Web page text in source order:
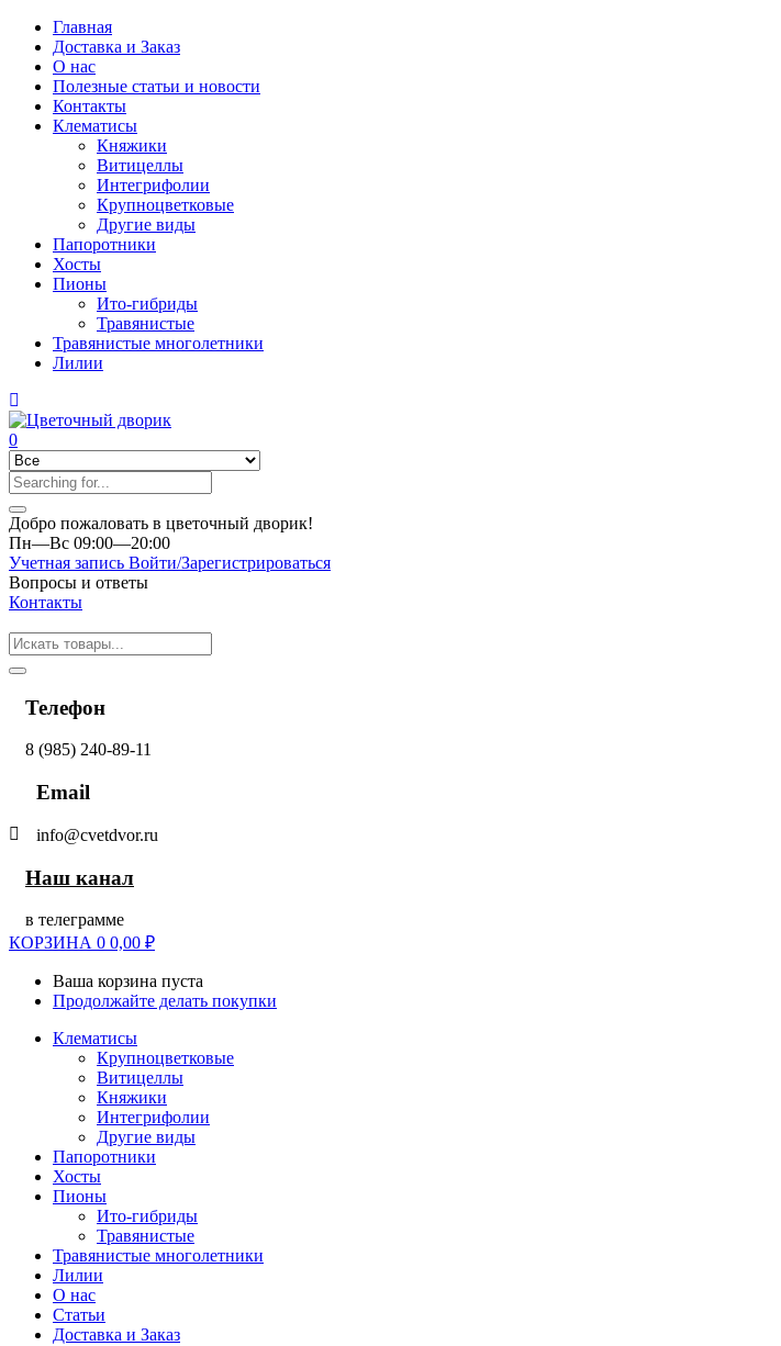
Главная
Доставка и Заказ
О нас
Полезные статьи и новости
Контакты
Клематисы
Княжики
Витицеллы
Интегрифолии
Крупноцветковые
Другие виды
Папоротники
Хосты
Пионы
Ито-гибриды
Травянистые
Травянистые многолетники
Лилии
0
Добро пожаловать в цветочный дворик!
Пн—Вс 09:00—20:00
Учетная запись Войти/Зарегистрироваться
Вопросы и ответы
Контакты
Телефон
8 (985) 240-89-11
Email
info@cvetdvor.ru
Наш канал
в телеграмме
КОРЗИНА 0 0,00 ₽
Ваша корзина пуста
Продолжайте делать покупки
Клематисы
Крупноцветковые
Витицеллы
Княжики
Интегрифолии
Другие виды
Папоротники
Хосты
Пионы
Ито-гибриды
Травянистые
Травянистые многолетники
Лилии
О нас
Статьи
Доставка и Заказ